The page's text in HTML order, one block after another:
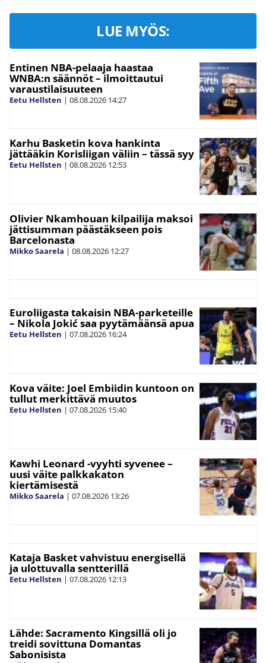
LUE MYÖS:
Entinen NBA-pelaaja haastaa
WNBA:n säännöt – ilmoittautui
varaustilaisuuteen
Eetu Hellsten | 08.08.2026 14:27
Karhu Basketin kova hankinta
jättääkin Korisliigan väliin – tässä syy
Eetu Hellsten | 08.08.2026 12:53
Olivier Nkamhouan kilpailija maksoi
jättisumman päästäkseen pois
Barcelonasta
Mikko Saarela | 08.08.2026 12:27
Euroliigasta takaisin NBA-parketeille
– Nikola Jokić saa pyytämäänsä apua
Eetu Hellsten | 07.08.2026 16:24
Kova väite: Joel Embiidin kuntoon on
tullut merkittävä muutos
Eetu Hellsten | 07.08.2026 15:40
Kawhi Leonard -vyyhti syvenee –
uusi väite palkkakaton
kiertämisestä
Mikko Saarela | 07.08.2026 13:26
Kataja Basket vahvistuu energisellä
ja ulottuvalla sentterillä
Eetu Hellsten | 07.08.2026 12:13
Lähde: Sacramento Kingsillä oli jo
treidi sovittuna Domantas
Sabonisista